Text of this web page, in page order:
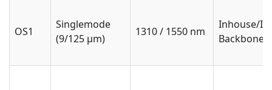
OS1
Singlemode
(9/125 µm)
1310 / 1550 nm
Inhouse/
Backbone